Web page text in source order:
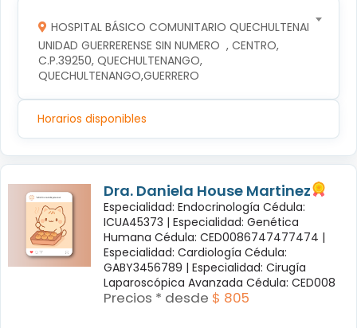
HOSPITAL BÁSICO COMUNITARIO QUECHULTENANGO
UNIDAD GUERRERENSE SIN NUMERO  , CENTRO,
C.P.39250, QUECHULTENANGO,
QUECHULTENANGO,GUERRERO
Horarios disponibles
Dra. Daniela House Martinez
Especialidad: Endocrinología Cédula:
ICUA45373 | Especialidad: Genética
Humana Cédula: CED0086747477474 |
Especialidad: Cardiología Cédula:
GABY3456789 | Especialidad: Cirugía
Laparoscópica Avanzada Cédula: CED008
Precios * desde $ 805